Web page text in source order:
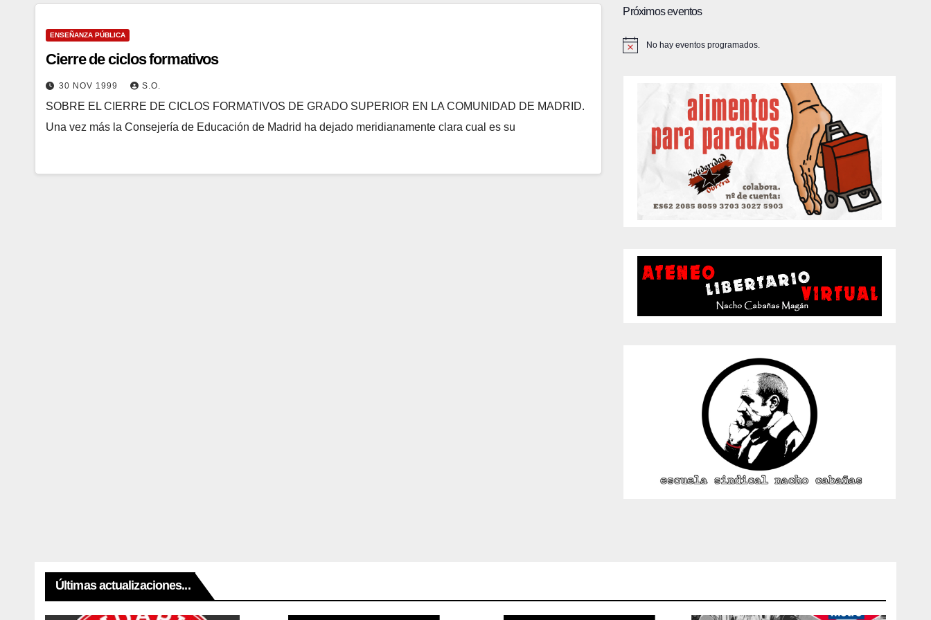
ENSEÑANZA PÚBLICA
Cierre de ciclos formativos
30 NOV 1999 S.O.
SOBRE EL CIERRE DE CICLOS FORMATIVOS DE GRADO SUPERIOR EN LA COMUNIDAD DE MADRID.
Una vez más la Consejería de Educación de Madrid ha dejado meridianamente clara cual es su
Próximos eventos
A
No hay eventos programados.
Últimas actualizaciones...